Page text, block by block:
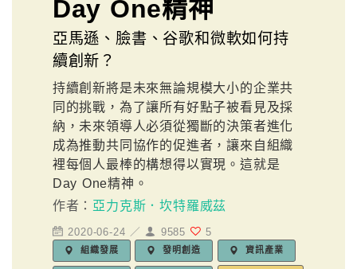
Day One精神
亞馬遜、臉書、谷歌和微軟如何持
續創新？
持續創新將是未來無論規模大小的企業共
同的挑戰，為了讓所有好點子被看見及採
納，未來領導人必須從獨斷的決策者進化
成為推動共同協作的促進者，讓來自組織
裡每個人最棒的構想得以實現。這就是
Day One精神。
作者： 亞力克斯．坎特羅威茲
2020-06-24 ／ 9585 5
組織發展 發明創造 資訊產業